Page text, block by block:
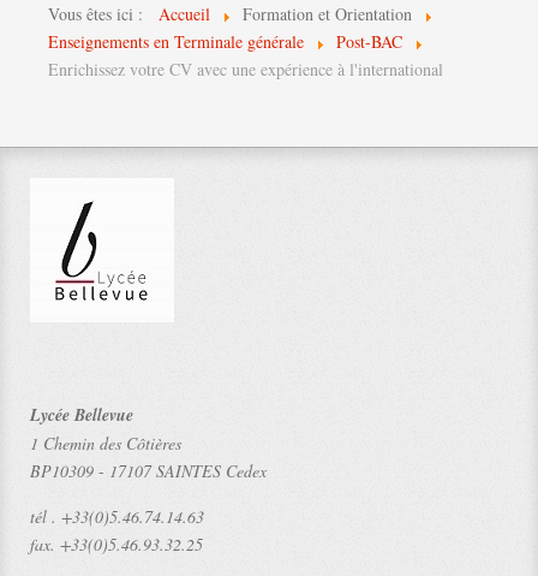
Vous êtes ici : Accueil
Formation et Orientation
Enseignements en Terminale générale
Post-BAC
Enrichissez votre CV avec une expérience à l'international
Lycée Bellevue
1 Chemin des Côtières
BP10309 - 17107 SAINTES Cedex
tél . +33(0)5.46.74.14.63
fax. +33(0)5.46.93.32.25